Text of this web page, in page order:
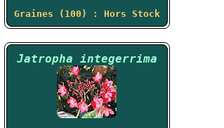
Graines (100) : Hors Stock
Jatropha integerrima